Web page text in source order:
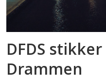
DFDS
Drammen